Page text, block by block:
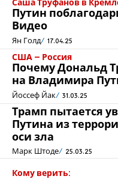
Саша Труфанов в
Путин
Видео
Ян Голд 17.04.25
США – Россия
Почему Дональд
на Владимира
Йоссеф Йак 31.03.25
Трамп пытается
Путина из
оси зла
Марк Штоде 25.03.25
Кому верить: